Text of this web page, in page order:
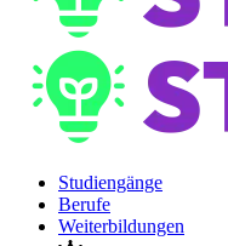
Studiengänge
Berufe
Weiterbildungen